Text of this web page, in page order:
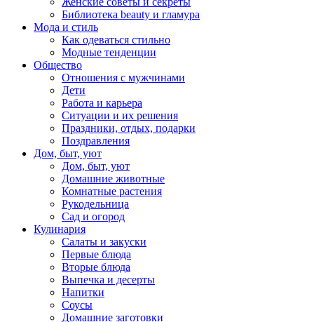
Библиотека beauty и гламура
Мода и стиль
Как одеваться стильно
Модные тенденции
Общество
Отношения с мужчинами
Дети
Работа и карьера
Ситуации и их решения
Праздники, отдых, подарки
Поздравления
Дом, быт, уют
Дом, быт, уют
Домашние животные
Комнатные растения
Рукодельница
Сад и огород
Кулинария
Салаты и закуски
Первые блюда
Вторые блюда
Выпечка и десерты
Напитки
Соусы
Домашние заготовки